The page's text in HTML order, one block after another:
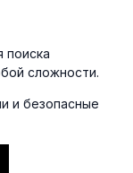
поиска
сложности.
и безопасные